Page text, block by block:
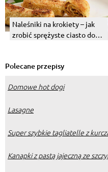
Naleśniki na krokiety – jak
zrobić sprężyste ciasto do
Polecane przepisy
Domowe hot dogi
Lasagne
Super szybkie tagliatelle z
Kanapki z pastą jajeczną ze